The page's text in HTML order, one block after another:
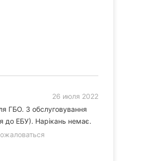
26 июля 2022
ГБО. З обслуговування
до ЕБУ). Нарікань немає.